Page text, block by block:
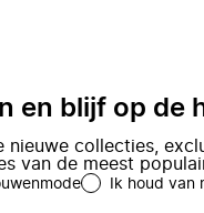
en blijf op de
nieuwe collecties,
van de meest
Ik houd van